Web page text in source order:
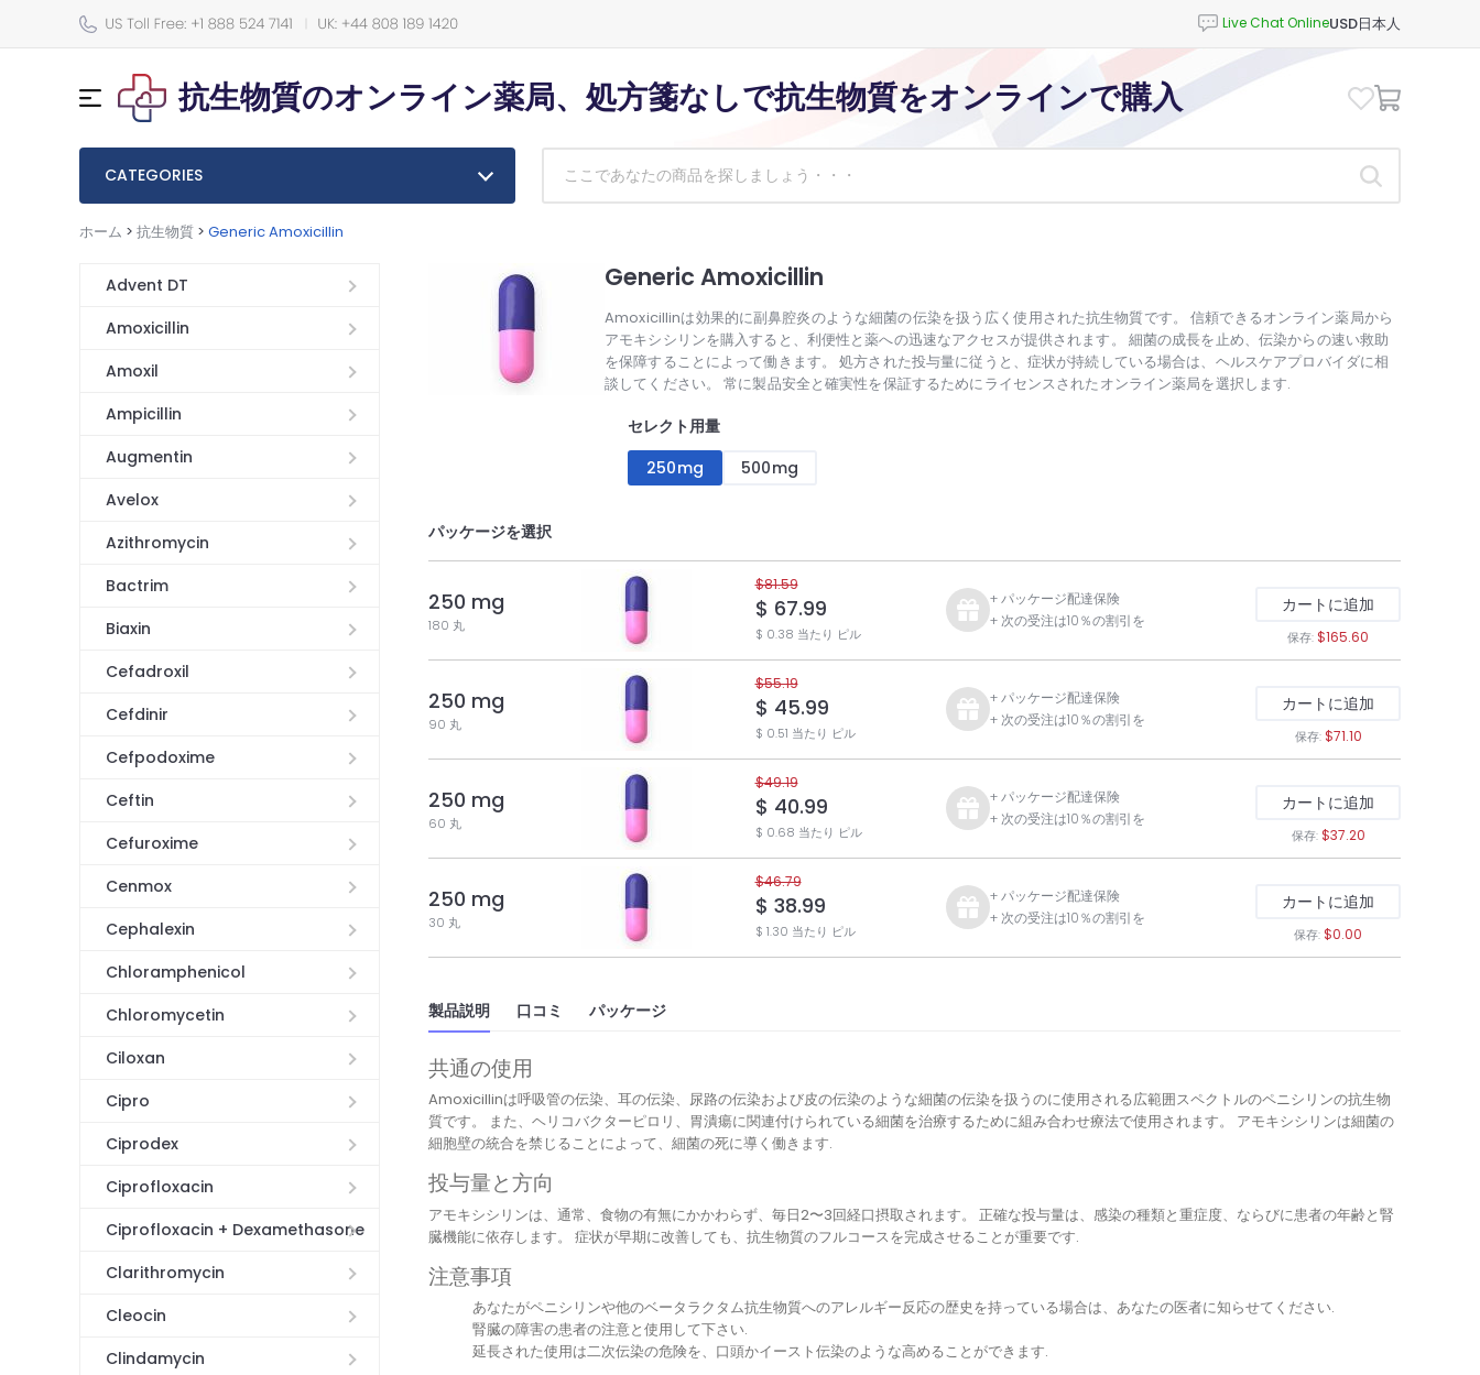
USD日本人
抗生物質のオンライン薬局、処方箋なしで抗生物質をオンラインで購入
CATEGORIES
ホーム > 抗生物質 > Generic Amoxicillin
Advent DT
Amoxicillin
Amoxil
Ampicillin
Augmentin
Avelox
Azithromycin
Bactrim
Biaxin
Cefadroxil
Cefdinir
Cefpodoxime
Ceftin
Cefuroxime
Cenmox
Cephalexin
Chloramphenicol
Chloromycetin
Ciloxan
Cipro
Ciprodex
Ciprofloxacin
Ciprofloxacin + Dexamethasone
Clarithromycin
Cleocin
Clindamycin
Generic Amoxicillin
Amoxicillinは効果的に副鼻腔炎のような細菌の伝染を扱う広く使用された抗生物質です。 信頼できるオンライン薬局から
アモキシシリンを購入すると、利便性と薬への迅速なアクセスが提供されます。 細菌の成長を止め、伝染からの速い救助
を保障することによって働きます。 処方された投与量に従うと、症状が持続している場合は、ヘルスケアプロバイダに相
談してください。 常に製品安全と確実性を保証するためにライセンスされたオンライン薬局を選択します.
セレクト用量
250mg
500mg
パッケージを選択
250 mg
180 丸
$81.59
$ 67.99
$ 0.38 当たり ピル
+ パッケージ配達保険
+ 次の受注は10％の割引を
カートに追加
保存:$165.60
250 mg
90 丸
$55.19
$ 45.99
$ 0.51 当たり ピル
+ パッケージ配達保険
+ 次の受注は10％の割引を
カートに追加
保存:$71.10
250 mg
60 丸
$49.19
$ 40.99
$ 0.68 当たり ピル
+ パッケージ配達保険
+ 次の受注は10％の割引を
カートに追加
保存:$37.20
250 mg
30 丸
$46.79
$ 38.99
$ 1.30 当たり ピル
+ パッケージ配達保険
+ 次の受注は10％の割引を
カートに追加
保存:$0.00
製品説明 口コミ パッケージ
共通の使用
Amoxicillinは呼吸管の伝染、耳の伝染、尿路の伝染および皮の伝染のような細菌の伝染を扱うのに使用される広範囲スペクトルのペニシリンの抗生物
質です。 また、ヘリコバクターピロリ、胃潰瘍に関連付けられている細菌を治療するために組み合わせ療法で使用されます。 アモキシシリンは細菌の
細胞壁の統合を禁じることによって、細菌の死に導く働きます.
投与量と方向
アモキシシリンは、通常、食物の有無にかかわらず、毎日2〜3回経口摂取されます。 正確な投与量は、感染の種類と重症度、ならびに患者の年齢と腎
臓機能に依存します。 症状が早期に改善しても、抗生物質のフルコースを完成させることが重要です.
注意事項
あなたがペニシリンや他のベータラクタム抗生物質へのアレルギー反応の歴史を持っている場合は、あなたの医者に知らせてください.
腎臓の障害の患者の注意と使用して下さい.
延長された使用は二次伝染の危険を、口頭かイースト伝染のような高めることができます.